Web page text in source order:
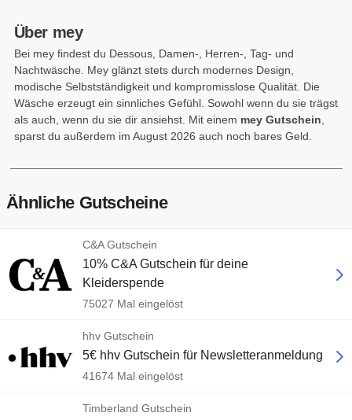
Über mey
Bei mey findest du Dessous, Damen-, Herren-, Tag- und
Nachtwäsche. Mey glänzt stets durch modernes Design,
modische Selbstständigkeit und kompromisslose Qualität. Die
Wäsche erzeugt ein sinnliches Gefühl. Sowohl wenn du sie trägst
als auch, wenn du sie dir ansiehst. Mit einem mey Gutschein
sparst du außerdem im August 2026 auch noch bares Geld.
Ähnliche Gutscheine
C&A Gutschein
10% C&A Gutschein für deine
Kleiderspende
75027 Mal eingelöst
hhv Gutschein
5€ hhv Gutschein für Newsletteranmeldung
41674 Mal eingelöst
Timberland Gutschein